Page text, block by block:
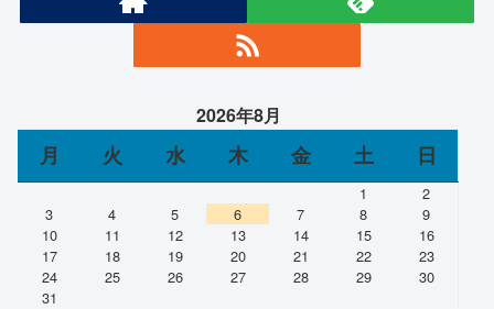
2026年8月
月 火 水 木 金 土 日
1
2
3
4 5 6 7 8
9
10
11 12 13 14 15
16
17
18 19 20 21 22
23
24
25 26 27 28 29
30
31